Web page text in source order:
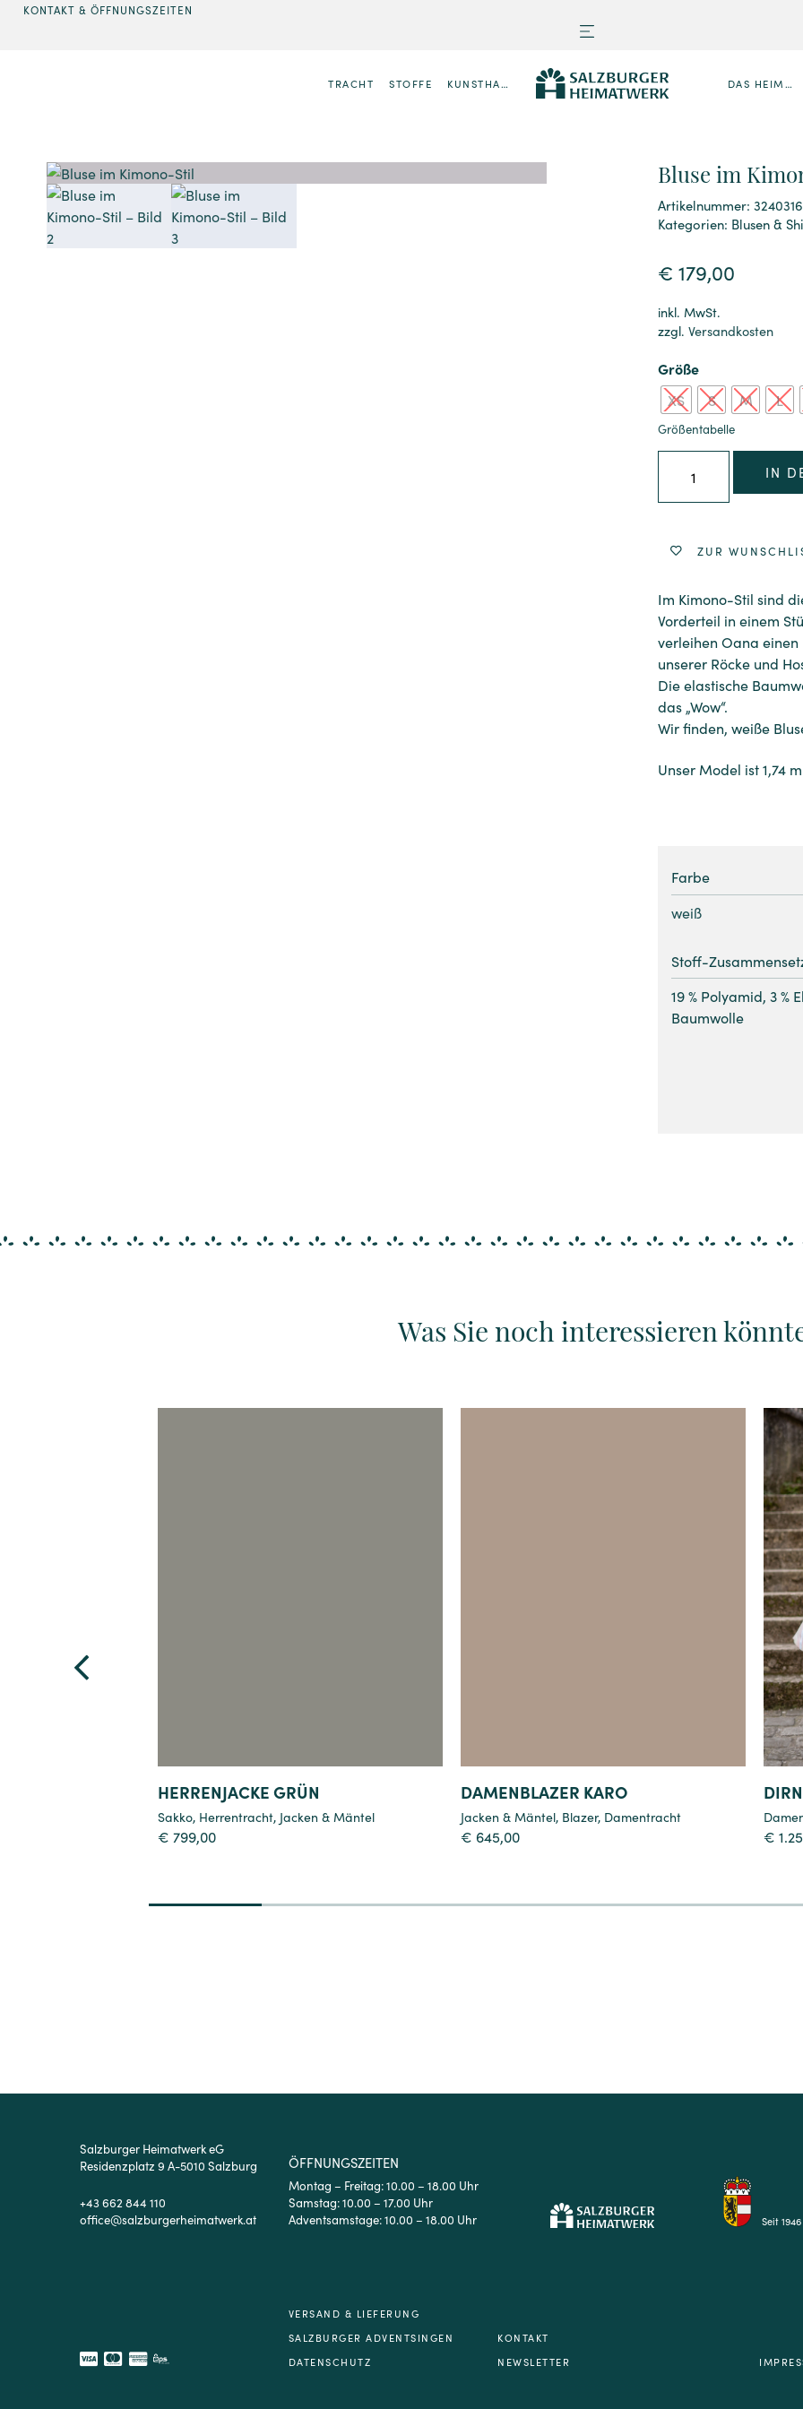
KONTAKT & ÖFFNUNGSZEITEN
TRACHT STOFFE KUNSTHANDWERK DAS HEIMATWERK
Bluse im
Artikelnummer:
Kategorien: Blusen &
€ 179,00
inkl. MwSt.
zzgl.Versandkosten
Größe
XS
S M L
Größentabelle
IN
ZUR
Im Kimono-Stil sind
Vorderteil in einem
verleihen Oana
unserer Röcke und
Die elastische
das „Wow“.
Wir finden, weiße
Unser Model ist 1,74
Farbe
weiß
Stoff-
19 % Polyamid, 3 %
Baumwolle
Was Sie noch interessieren
HERRENJACKE GRÜN
Sakko, Herrentracht, Jacken & Mäntel
€ 799,00
DAMENBLAZER KARO
Jacken & Mäntel, Blazer, Damentracht
€ 645,00 €
Salzburger Heimatwerk eG
Residenzplatz 9 A-5010 Salzburg
+43 662 844 110
office@salzburgerheimatwerk.at
ÖFFNUNGSZEITEN
Montag – Freitag: 10.00 – 18.00 Uhr
Samstag: 10.00 – 17.00 Uhr
Adventsamstage: 10.00 – 18.00 Uhr
Seit
VERSAND & LIEFERUNG
SALZBURGER ADVENTSINGEN
DATENSCHUTZ
KONTAKT
NEWSLETTER